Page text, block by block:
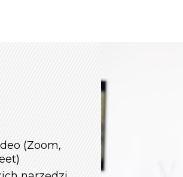
(Zoom,